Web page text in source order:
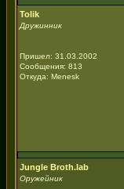
Tolik
Дружинник
Пришел: 31.03.2002
Сообщения: 813
Откуда: Menesk
Jungle Broth.lab
Оружейник